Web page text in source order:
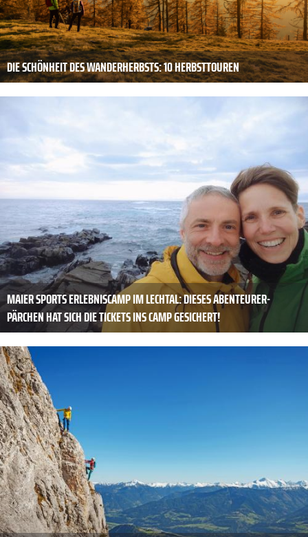
DIE SCHÖNHEIT DES WANDERHERBSTS: 10 HERBSTTOUREN
MAIER SPORTS ERLEBNISCAMP IM LECHTAL: DIESES ABENTEURER-
PÄRCHEN HAT SICH DIE TICKETS INS CAMP GESICHERT!